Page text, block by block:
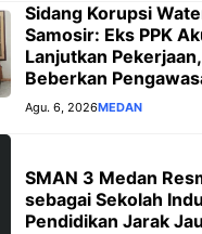
Sidang Korupsi
Samosir: Eks PPK
Lanjutkan Pekerjaan,
Beberkan
Agu. 6, 2026MEDAN
SMAN 3 Medan
sebagai Sekolah
Pendidikan Jarak